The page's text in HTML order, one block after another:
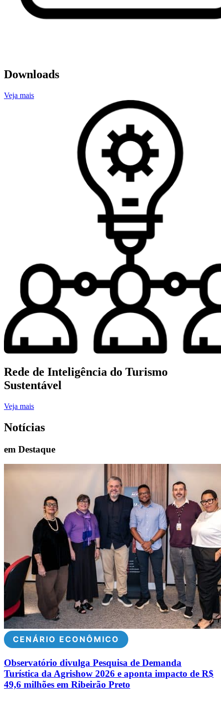
Downloads
Veja mais
Rede de Inteligência do Turismo
Sustentável
Veja mais
Notícias
em Destaque
CENÁRIO ECONÔMICO
Observatório divulga Pesquisa de Demanda
Turística da Agrishow 2026 e aponta impacto de R$
49,6 milhões em Ribeirão Preto